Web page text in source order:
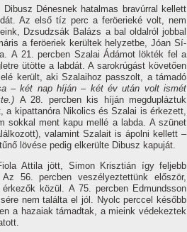
Dénesnek hatalmas bravúrral kellett
Az első tí­z perc a feröerieké volt, nem
Dzsudzsák Balázs a bal oldalról jobbal
a feröeriek kerültek helyzetbe, Jóan Sí­
A 21. percben Szalai Ádámot lökték fel a
ütötte a labdát. A sarokrúgást követően
került, aki Szalaihoz passzolt, a támadó
– két nap hí­ján – két év után volt ismét
A 28. percben kis hí­ján megdupláztuk
a kipattanóra Nikolics és Szalai is érkezett,
sokkal ment kapu mellé a labda. A szünet
valamint Szalait is ápolni kellett –
lövése pedig elkerülte Dibusz kapuját.
Attila jött, Simon Krisztián í­gy feljebb
56. percben veszélyeztettünk először,
közül. A 75. percben Edmundsson
nem találta el jól. Nyolc perccel később
a hazaiak támadtak, a mieink védekeztek